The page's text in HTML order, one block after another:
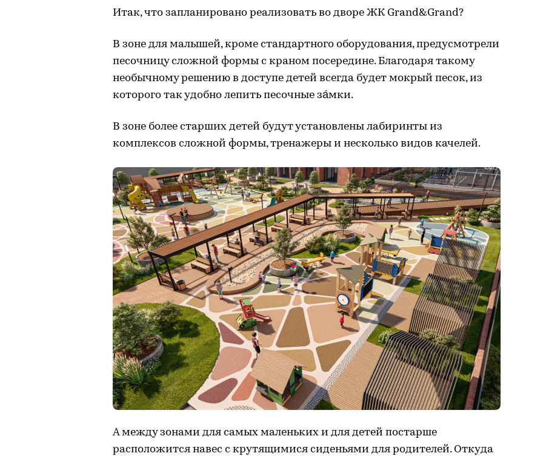
Итак, что запланировано реализовать во дворе ЖК Grand&Grand?
В зоне для малышей, кроме стандартного оборудования, предусмотрели
песочницу сложной формы с краном посередине. Благодаря такому
необычному решению в доступе детей всегда будет мокрый песок, из
которого так удобно лепить песочные за́мки.
В зоне более старших детей будут установлены лабиринты из
комплексов сложной формы, тренажеры и несколько видов качелей.
А между зонами для самых маленьких и для детей постарше
расположится навес с крутящимися сиденьями для родителей. Откуда